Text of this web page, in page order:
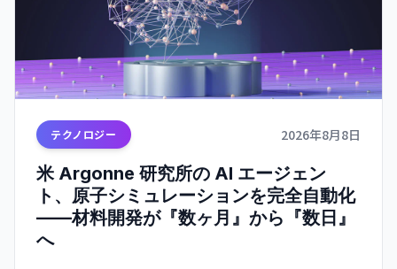
テクノロジー 2026年8月8日
米 Argonne 研究所の AI エージェン
ト、原子シミュレーションを完全自動化
——材料開発が『数ヶ月』から『数日』
へ